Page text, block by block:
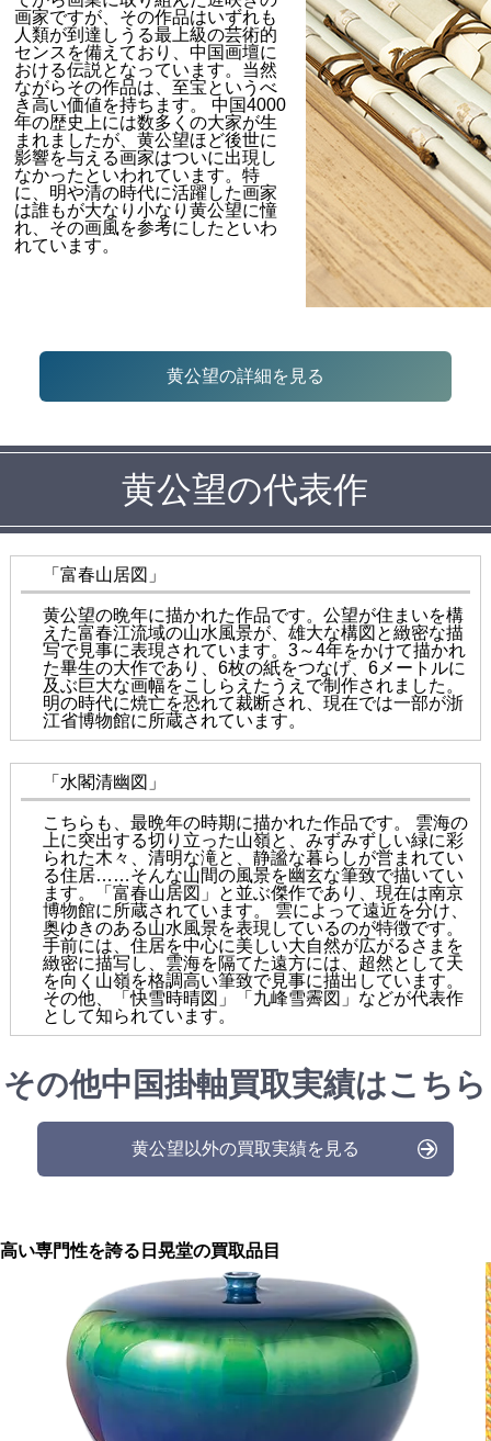
画家ですが、その作品はいずれも
人類が到達しうる最上級の芸術的
センスを備えており、中国画壇に
おける伝説となっています。当然
ながらその作品は、至宝というべ
き高い価値を持ちます。 中国4000
年の歴史上には数多くの大家が生
まれましたが、黄公望ほど後世に
影響を与える画家はついに出現し
なかったといわれています。特
に、明や清の時代に活躍した画家
は誰もが大なり小なり黄公望に憧
れ、その画風を参考にしたといわ
れています。
黄公望の詳細を見る
黄公望の代表作
「富春山居図」
黄公望の晩年に描かれた作品です。公望が住まいを構
えた富春江流域の山水風景が、雄大な構図と緻密な描
写で見事に表現されています。3～4年をかけて描かれ
た畢生の大作であり、6枚の紙をつなげ、6メートルに
及ぶ巨大な画幅をこしらえたうえで制作されました。
明の時代に焼亡を恐れて裁断され、現在では一部が浙
江省博物館に所蔵されています。
「水閣清幽図」
こちらも、最晩年の時期に描かれた作品です。 雲海の
上に突出する切り立った山嶺と、みずみずしい緑に彩
られた木々、清明な滝と、静謐な暮らしが営まれてい
る住居……そんな山間の風景を幽玄な筆致で描いてい
ます。「富春山居図」と並ぶ傑作であり、現在は南京
博物館に所蔵されています。 雲によって遠近を分け、
奥ゆきのある山水風景を表現しているのが特徴です。
手前には、住居を中心に美しい大自然が広がるさまを
緻密に描写し、雲海を隔てた遠方には、超然として天
を向く山嶺を格調高い筆致で見事に描出しています。
その他、「快雪時晴図」「九峰雪霽図」などが代表作
として知られています。
その他中国掛軸買取実績はこちら
黄公望以外の買取実績を見る
高い専門性を誇る 日晃堂の買取品目